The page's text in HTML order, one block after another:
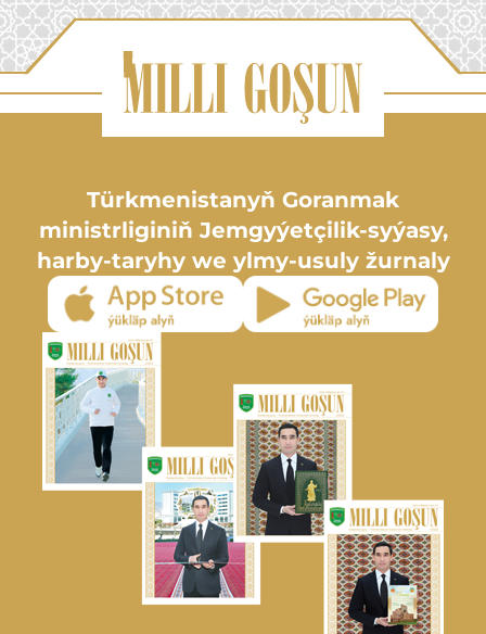
Türkmenistanyň Goranmak
ministrliginiň Jemgyýetçilik-syýasy,
harby-taryhy we ylmy-usuly žurnaly